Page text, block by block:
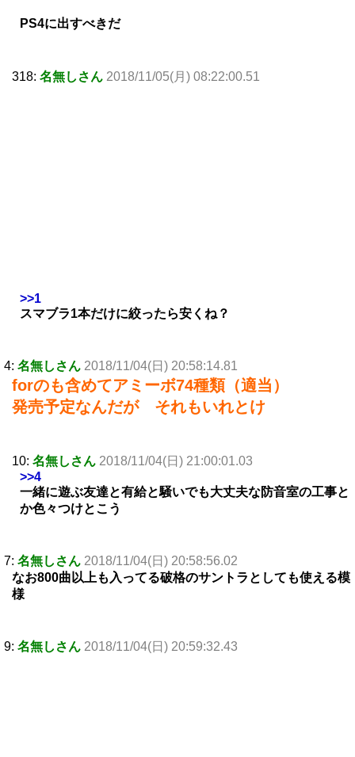
PS4に出すべきだ
318: 名無しさん 2018/11/05(月) 08:22:00.51
>>1
スマブラ1本だけに絞ったら安くね？
4: 名無しさん 2018/11/04(日) 20:58:14.81
forのも含めてアミーボ74種類（適当）
発売予定なんだが それもいれとけ
10: 名無しさん 2018/11/04(日) 21:00:01.03
>>4
一緒に遊ぶ友達と有給と騒いでも大丈夫な防音室の工事と
か色々つけとこう
7: 名無しさん 2018/11/04(日) 20:58:56.02
なお800曲以上も入ってる破格のサントラとしても使える模
様
9: 名無しさん 2018/11/04(日) 20:59:32.43